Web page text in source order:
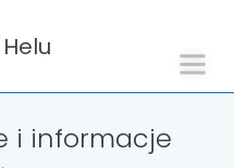
i informacje